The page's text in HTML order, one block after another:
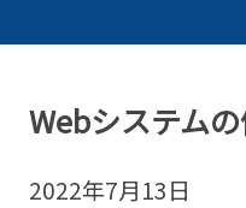
Webシステム
2022年7月13日